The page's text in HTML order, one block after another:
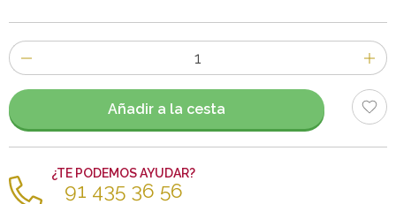
Número
de
artículos
Añadir a la cesta
¿TE PODEMOS AYUDAR?
91 435 36 56